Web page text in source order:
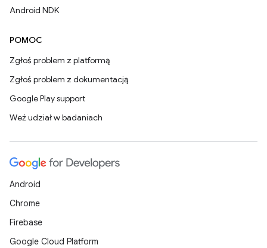
Android NDK
POMOC
Zgłoś problem z platformą
Zgłoś problem z dokumentacją
Google Play support
Weź udział w badaniach
Android
Chrome
Firebase
Google Cloud Platform